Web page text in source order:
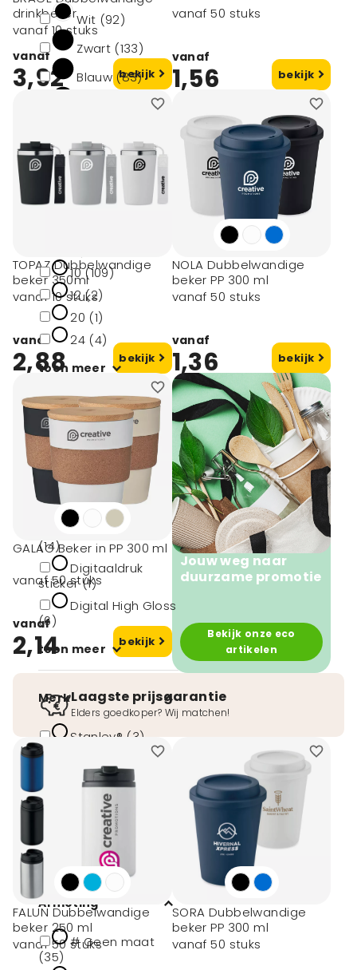
Wit (92)
Zwart (133)
Blauw (83)
toon meer
10 (109)
12 (2)
20 (1)
24 (4)
toon meer
Druktechnieken
360 Digitale Print
(13)
Lasergraveren (14)
Digitaal printen
(14)
Digitaaldruk
sticker (1)
Digital High Gloss
(6)
toon meer
Merk
Stanley® (3)
Be o lifestyle (2)
Circulware (7)
Klean kanteen (1)
Merkloos (21)
toon meer
Afmeting
# Geen maat
(35)
drinkbeker
vanaf 10 stuks
vanaf
3,92 bekijk
vanaf 50 stuks
vanaf
1,56 bekijk
TOPAZ Dubbelwandige
beker 350ml
vanaf 10 stuks
vanaf
2,88 bekijk
NOLA Dubbelwandige
beker PP 300 ml
vanaf 50 stuks
vanaf
1,36 bekijk
GALAO Beker in PP 300 ml
vanaf 50 stuks
vanaf
2,14 bekijk
Jouw weg naar
duurzame promotie
Bekijk onze eco
artikelen
Laagste prijsgarantie
Elders goedkoper? Wij matchen!
FALUN Dubbelwandige
beker 250 ml
vanaf 50 stuks
SORA Dubbelwandige
beker PP 300 ml
vanaf 50 stuks